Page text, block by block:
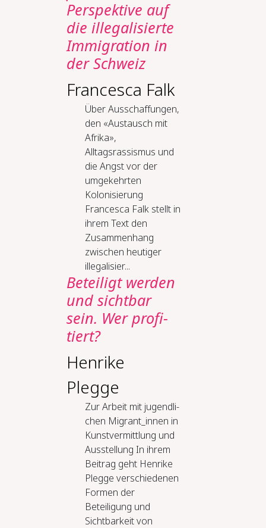
Perspektive auf
die illegalisierte
Immigration in
der Schweiz
Francesca Falk
Über Ausschaffungen,
den «Austausch mit
Afrika»,
Alltagsrassismus und
die Angst vor der
umgekehrten
Kolonisierung
Francesca Falk stellt in
ihrem Text den
Zusammenhang
zwischen heutiger
illegalisier...
Be­tei­ligt wer­den
und sicht­bar
sein. Wer pro­fi­
tiert?
Henrike
Plegge
Zur Ar­beit mit ju­gend­li­
chen Mi­grant_in­nen in
Kunst­ver­mitt­lung und
Aus­stel­lung In ihrem
Beitrag geht Henrike
Plegge verschiedenen
Formen der
Beteiligung und
Sichtbarkeit von